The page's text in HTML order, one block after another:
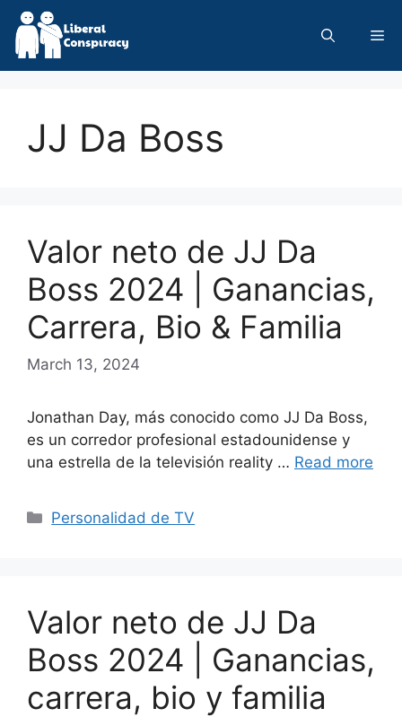
Skip
content
JJ Da Boss
Valor neto de JJ Da
Boss 2024 | Ganancias,
Carrera, Bio & Familia
March 13, 2024
Jonathan Day, más conocido como JJ Da Boss,
es un corredor profesional estadounidense y
una estrella de la televisión reality … Read more
Categories
Personalidad de TV
Valor neto de JJ Da
Boss 2024 | Ganancias,
carrera, bio y familia